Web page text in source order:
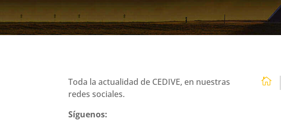
Toda la actualidad de CEDIVE, en nuestras
redes sociales.
Síguenos:
